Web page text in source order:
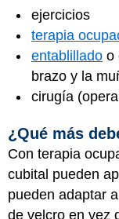
ejercicios
terapia
entablillado o
brazo y la
cirugía
¿Qué más
Con terapia
cubital pueden
pueden adaptar
de velcro en vez